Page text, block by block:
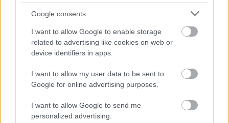
Google consents
I want to allow Google to enable storage
related to advertising like cookies on web or
device identifiers in apps.
I want to allow my user data to be sent to
Google for online advertising purposes.
I want to allow Google to send me
personalized advertising.
Jót kirándultunk, bőségeset és finomat ebédeltünk káprázatos
környezetben, majd hazaindultunk. Útközben visszafelé azon
gondolkoztunk, olykor önfeledten nézzük mások különleges
magaslatokban készült képeit, miközben egy karnyújtásnyira
páratlan panorámáját a vendéglátás fellegvárából,
megkóstolhatjuk az étteremvezető által ajánlott nagyszerű
ételek egyikét, napközben pedig élvezhetjük a wellness jótékony
hatásait. A testi és lelki egyensúly eléréséért természetesen egy